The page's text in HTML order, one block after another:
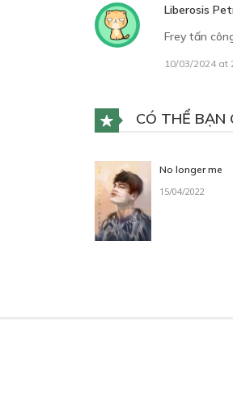
Liberosis
Frey tấn
10/03/2024 at
CÓ THỂ BẠN
No longer me
15/04/2022